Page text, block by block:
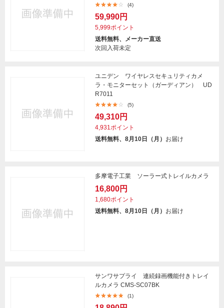
(4)
59,990円
5,999ポイント
送料無料、メーカー直送
次回入荷未定
ユニデン ワイヤレスセキュリティカメ
ラ・モニターセット（ガーディアン） UD
R7011
(5)
49,310円
4,931ポイント
送料無料、8月10日（月） お届け
多摩電子工業 ソーラー式トレイルカメラ
16,800円
1,680ポイント
送料無料、8月10日（月） お届け
サンワサプライ 連続録画機能付きトレイ
ルカメラ CMS-SC07BK
(1)